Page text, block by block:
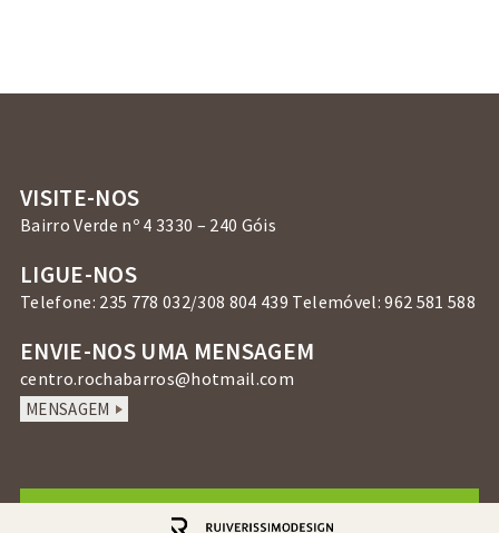
VISITE-NOS
Bairro Verde nº 4 3330 – 240 Góis
LIGUE-NOS
Telefone: 235 778 032/308 804 439 Telemóvel: 962 581 588
ENVIE-NOS UMA MENSAGEM
centro.rochabarros@hotmail.com
MENSAGEM